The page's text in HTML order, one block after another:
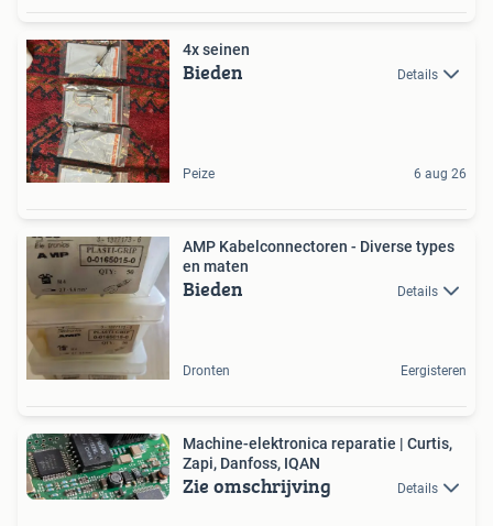
4x seinen
Bieden Details
Peize 6 aug 26
AMP Kabelconnectoren - Diverse types
en maten
Bieden Details
Dronten Eergisteren
Machine-elektronica reparatie | Curtis,
Zapi, Danfoss, IQAN
Zie omschrijving Details